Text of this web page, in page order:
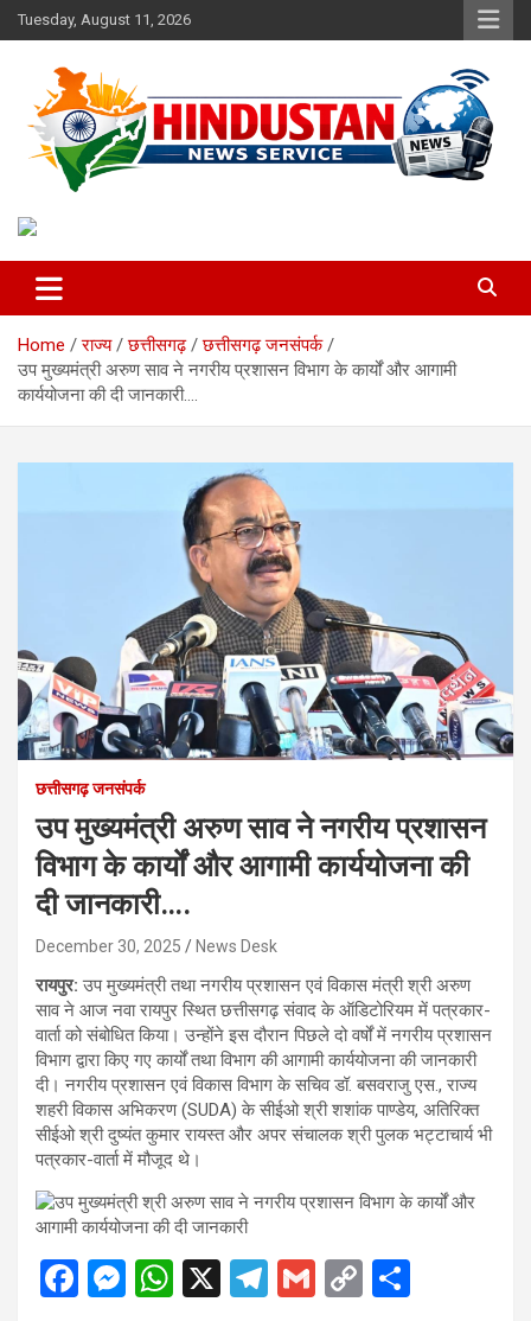
Skip
to
Tuesday, August 11, 2026
Hindustan News Service
Home राज्य छत्तीसगढ़
छत्तीसगढ़ जनसंपर्क
उप मुख्यमंत्री अरुण साव ने नगरीय प्रशासन विभाग के कार्यों और आगामी
कार्ययोजना की दी जानकारी….
छत्तीसगढ़ जनसंपर्क
उप मुख्यमंत्री अरुण साव ने नगरीय प्रशासन
विभाग के कार्यों और आगामी कार्ययोजना की
दी जानकारी….
December 30, 2025 News Desk
रायपुर:उप मुख्यमंत्री तथा नगरीय प्रशासन एवं विकास मंत्री श्री अरुण
साव ने आज नवा रायपुर स्थित छत्तीसगढ़ संवाद के ऑडिटोरियम में पत्रकार-
वार्ता को संबोधित किया। उन्होंने इस दौरान पिछले दो वर्षों में नगरीय प्रशासन
विभाग द्वारा किए गए कार्यों तथा विभाग की आगामी कार्ययोजना की जानकारी
दी। नगरीय प्रशासन एवं विकास विभाग के सचिव डॉ. बसवराजु एस., राज्य
शहरी विकास अभिकरण (SUDA) के सीईओ श्री शशांक पाण्डेय, अतिरिक्त
सीईओ श्री दुष्यंत कुमार रायस्त और अपर संचालक श्री पुलक भट्टाचार्य भी
पत्रकार-वार्ता में मौजूद थे।
F
M W X
T
G
C